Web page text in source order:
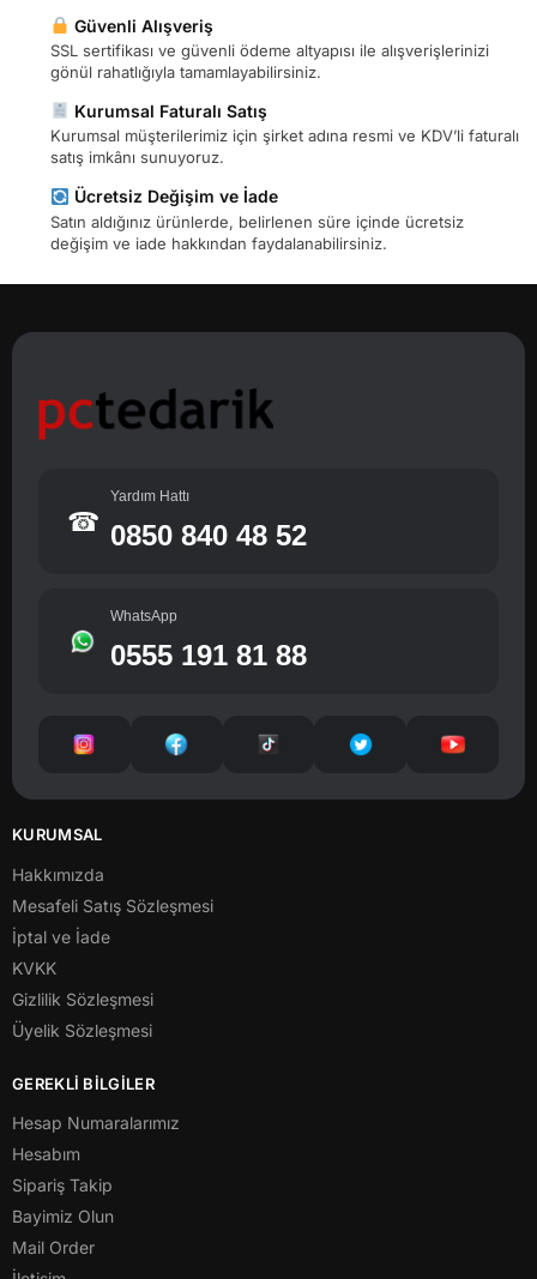
Güvenli Alışveriş
SSL sertifikası ve güvenli ödeme altyapısı ile alışverişlerinizi
gönül rahatlığıyla tamamlayabilirsiniz.
Kurumsal Faturalı Satış
Kurumsal müşterilerimiz için şirket adına resmi ve KDV’li faturalı
satış imkânı sunuyoruz.
Ücretsiz Değişim ve İade
Satın aldığınız ürünlerde, belirlenen süre içinde ücretsiz
değişim ve iade hakkından faydalanabilirsiniz.
☎
Yardım Hattı
0850 840 48 52
WhatsApp
0555 191 81 88
KURUMSAL
Hakkımızda
Mesafeli Satış Sözleşmesi
İptal ve İade
KVKK
Gizlilik Sözleşmesi
Üyelik Sözleşmesi
GEREKLİ BİLGİLER
Hesap Numaralarımız
Hesabım
Sipariş Takip
Bayimiz Olun
Mail Order